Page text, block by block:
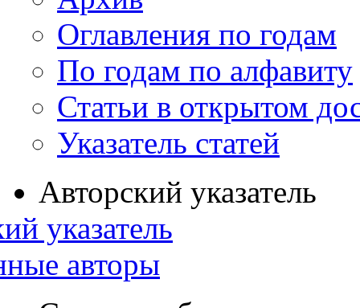
Оглавления по годам
По годам по алфавиту
Статьи в открытом
Указатель статей
Авторский указатель
указатель
авторы